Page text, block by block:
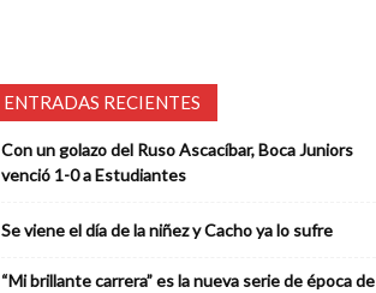
ENTRADAS RECIENTES
Con un golazo del Ruso Ascacíbar, Boca Juniors
venció 1-0 a Estudiantes
Se viene el día de la niñez y Cacho ya lo sufre
“Mi brillante carrera” es la nueva serie de época de